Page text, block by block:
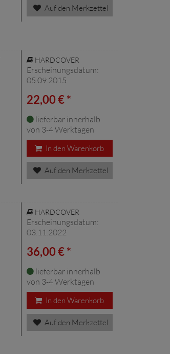
Auf den Merkzettel
HARDCOVER
Erscheinungsdatum:
05.09.2015
22,00 € *
lieferbar innerhalb
von 3-4 Werktagen
In den Warenkorb
Auf den Merkzettel
HARDCOVER
Erscheinungsdatum:
03.11.2022
36,00 € *
lieferbar innerhalb
von 3-4 Werktagen
In den Warenkorb
Auf den Merkzettel